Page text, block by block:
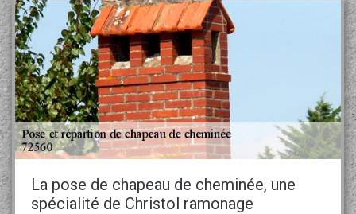
La pose de chapeau de cheminée, une
spécialité de Christol ramonage